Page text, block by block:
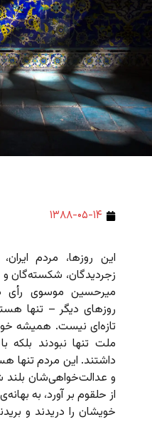
۱۳۸۸-۰۵-۱۴
این روزها، مردم
زجردیدگان، شکسته‌گان
میرحسین موسوی رأی
روزهای دیگر – تنها
تازه‌ای نیست. همیشه
ملت تنها نبودند
داشتند. این مردم
و عدالت‌خواهی‌شان
از حلقوم بر آورد، به
خویشان را دریدند و